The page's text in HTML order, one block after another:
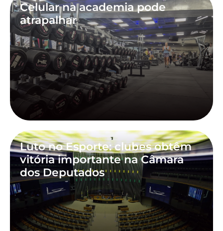
Celular na academia pode
atrapalhar
Luto no Esporte: clubes obtêm
vitória importante na Câmara
dos Deputados